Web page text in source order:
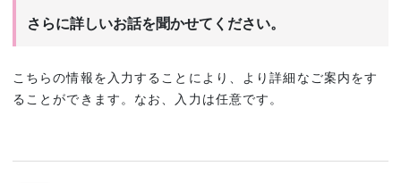
さらに詳しいお話を聞かせてください。
こちらの情報を入力することにより、より詳細なご案内をす
ることができます。なお、入力は任意です。